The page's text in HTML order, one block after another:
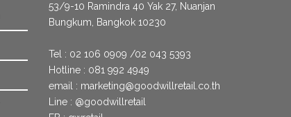
53/9­-10 Ramindra 40 Yak 27, Nuanjan
Bungkum, Bangkok 10230
Tel : 02 106 0909 /02 043 5393
Hotline : 081 992 4949
email : marketing@goodwillretail.co.th
Line : @goodwillretail